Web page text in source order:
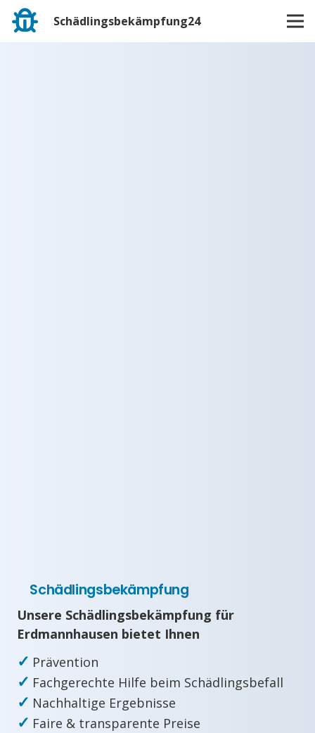
Schädlingsbekämpfung24
Schädlingsbekämpfung
Unsere Schädlingsbekämpfung für
Erdmannhausen bietet Ihnen
✓ Prävention
✓ Fachgerechte Hilfe beim Schädlingsbefall
✓ Nachhaltige Ergebnisse
✓ Faire & transparente Preise